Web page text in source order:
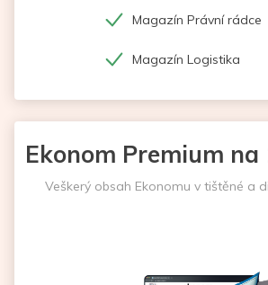
Magazín Právní rádce
Magazín Logistika
Ekonom Premium na
Veškerý obsah Ekonomu v tištěné a